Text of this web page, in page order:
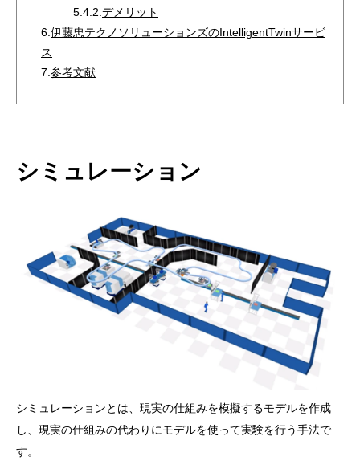
5.4.2. デメリット
6. 伊藤忠テクノソリューションズのIntelligentTwinサービ
ス
7. 参考文献
シミュレーション
シミュレーションとは、現実の仕組みを模擬するモデルを作成
し、現実の仕組みの代わりにモデルを使って実験を行う手法で
す。